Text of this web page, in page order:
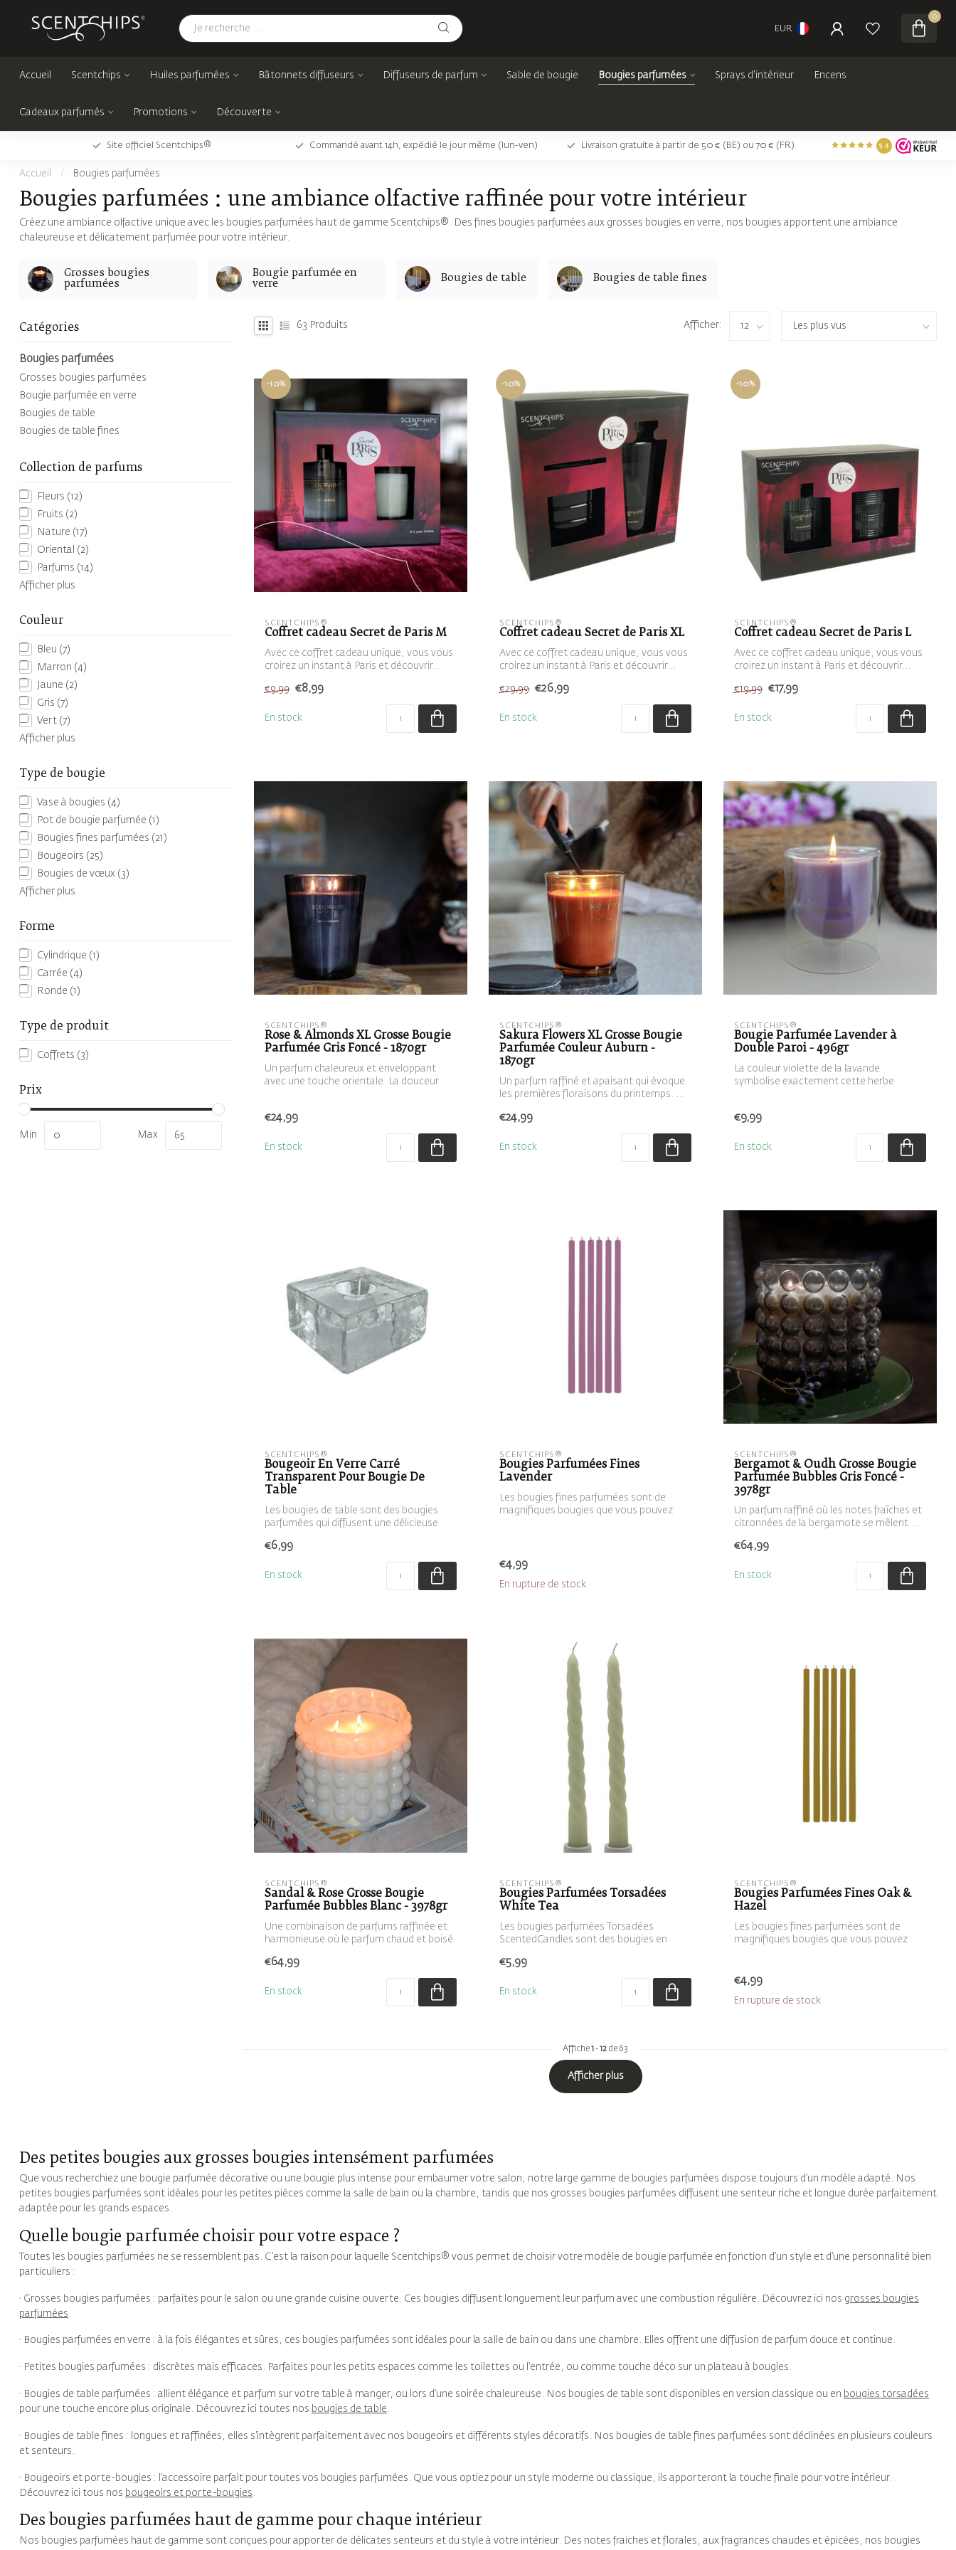
EUR
0
Accueil Scentchips Huiles parfumées Bâtonnets diffuseurs Diffuseurs de parfum Sable de bougie Bougies parfumées Sprays d'intérieur Encens
Cadeaux parfumés Promotions Découverte
Site officiel Scentchips® Commandé avant 14h, expédié le jour même (lun-ven) Livraison gratuite à partir de 50 € (BE) ou 70 € (FR) 9.4
Accueil / Bougies parfumées
Bougies parfumées : une ambiance olfactive raffinée pour votre intérieur
Créez une ambiance olfactive unique avec les bougies parfumées haut de gamme Scentchips®. Des fines bougies parfumées aux grosses bougies en verre, nos bougies apportent une ambiance
chaleureuse et délicatement parfumée pour votre intérieur.
Grosses bougies
parfumées
Bougie parfumée en
verre
Bougies de table Bougies de table fines
Catégories
Bougies parfumées
Grosses bougies parfumées
Bougie parfumée en verre
Bougies de table
Bougies de table fines
Collection de parfums
Fleurs (12)
Fruits (2)
Nature (17)
Oriental (2)
Parfums (14)
Afficher plus
Couleur
Bleu (7)
Marron (4)
Jaune (2)
Gris (7)
Vert (7)
Afficher plus
Type de bougie
Vase à bougies (4)
Pot de bougie parfumée (1)
Bougies fines parfumées (21)
Bougeoirs (25)
Bougies de vœux (3)
Afficher plus
Forme
Cylindrique (1)
Carrée (4)
Ronde (1)
Type de produit
Coffrets (3)
Prix
Min Max
63 Produits Afficher:
-10%
SCENTCHIPS®
Coffret cadeau Secret de Paris M
Avec ce coffret cadeau unique, vous vous
croirez un instant à Paris et découvrir...
€9,99 €8,99
En stock
-10%
SCENTCHIPS®
Coffret cadeau Secret de Paris XL
Avec ce coffret cadeau unique, vous vous
croirez un instant à Paris et découvrir...
€29,99 €26,99
En stock
-10%
SCENTCHIPS®
Coffret cadeau Secret de Paris L
Avec ce coffret cadeau unique, vous vous
croirez un instant à Paris et découvrir...
€19,99 €17,99
En stock
SCENTCHIPS®
Rose & Almonds XL Grosse Bougie
Parfumée Gris Foncé - 1870gr
Un parfum chaleureux et enveloppant
avec une touche orientale. La douceur
€24,99
En stock
SCENTCHIPS®
Sakura Flowers XL Grosse Bougie
Parfumée Couleur Auburn -
1870gr
Un parfum raffiné et apaisant qui évoque
les premières floraisons du printemps. ...
€24,99
En stock
SCENTCHIPS®
Bougie Parfumée Lavender à
Double Paroi - 496gr
La couleur violette de la lavande
symbolise exactement cette herbe
€9,99
En stock
SCENTCHIPS®
Bougeoir En Verre Carré
Transparent Pour Bougie De
Table
Les bougies de table sont des bougies
parfumées qui diffusent une délicieuse
€6,99
En stock
SCENTCHIPS®
Bougies Parfumées Fines
Lavender
Les bougies fines parfumées sont de
magnifiques bougies que vous pouvez
€4,99
En rupture de stock
SCENTCHIPS®
Bergamot & Oudh Grosse Bougie
Parfumée Bubbles Gris Foncé -
3978gr
Un parfum raffiné où les notes fraîches et
citronnées de la bergamote se mêlent ...
€64,99
En stock
SCENTCHIPS®
Sandal & Rose Grosse Bougie
Parfumée Bubbles Blanc - 3978gr
Une combinaison de parfums raffinée et
harmonieuse où le parfum chaud et boisé
€64,99
En stock
SCENTCHIPS®
Bougies Parfumées Torsadées
White Tea
Les bougies parfumées Torsadées
ScentedCandles sont des bougies en
€5,99
En stock
SCENTCHIPS®
Bougies Parfumées Fines Oak &
Hazel
Les bougies fines parfumées sont de
magnifiques bougies que vous pouvez
€4,99
En rupture de stock
Affiche1-12 de 63
Afficher plus
Des petites bougies aux grosses bougies intensément parfumées
Que vous recherchiez une bougie parfumée décorative ou une bougie plus intense pour embaumer votre salon, notre large gamme de bougies parfumées dispose toujours d’un modèle adapté. Nos
petites bougies parfumées sont idéales pour les petites pièces comme la salle de bain ou la chambre, tandis que nos grosses bougies parfumées diffusent une senteur riche et longue durée parfaitement
adaptée pour les grands espaces.
Quelle bougie parfumée choisir pour votre espace ?
Toutes les bougies parfumées ne se ressemblent pas. C’est la raison pour laquelle Scentchips® vous permet de choisir votre modèle de bougie parfumée en fonction d’un style et d’une personnalité bien
particuliers :
· Grosses bougies parfumées : parfaites pour le salon ou une grande cuisine ouverte. Ces bougies diffusent longuement leur parfum avec une combustion régulière. Découvrez ici nos grosses bougies
parfumées
· Bougies parfumées en verre : à la fois élégantes et sûres, ces bougies parfumées sont idéales pour la salle de bain ou dans une chambre. Elles offrent une diffusion de parfum douce et continue.
· Petites bougies parfumées : discrètes mais efficaces. Parfaites pour les petits espaces comme les toilettes ou l’entrée, ou comme touche déco sur un plateau à bougies.
· Bougies de table parfumées : allient élégance et parfum sur votre table à manger, ou lors d’une soirée chaleureuse. Nos bougies de table sont disponibles en version classique ou en bougies torsadées
pour une touche encore plus originale. Découvrez ici toutes nos bougies de table .
· Bougies de table fines : longues et raffinées, elles s’intègrent parfaitement avec nos bougeoirs et différents styles décoratifs. Nos bougies de table fines parfumées sont déclinées en plusieurs couleurs
et senteurs.
· Bougeoirs et porte-bougies : l’accessoire parfait pour toutes vos bougies parfumées. Que vous optiez pour un style moderne ou classique, ils apporteront la touche finale pour votre intérieur.
Découvrez ici tous nos bougeoirs et porte-bougies
Des bougies parfumées haut de gamme pour chaque intérieur
Nos bougies parfumées haut de gamme sont conçues pour apporter de délicates senteurs et du style à votre intérieur. Des notes fraiches et florales, aux fragrances chaudes et épicées, nos bougies